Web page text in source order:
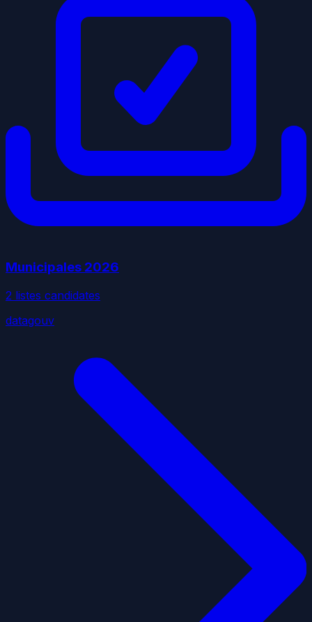
Municipales 2026
2 listes candidates
datagouv